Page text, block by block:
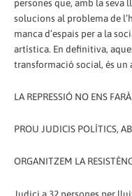
persones que, amb la
solucions al problema de
manca d’espais per a la
artística. En definitiva,
transformació social, és
LA REPRESSIÓ NO ENS
PROU JUDICIS POLÍTICS,
ORGANITZEM LA